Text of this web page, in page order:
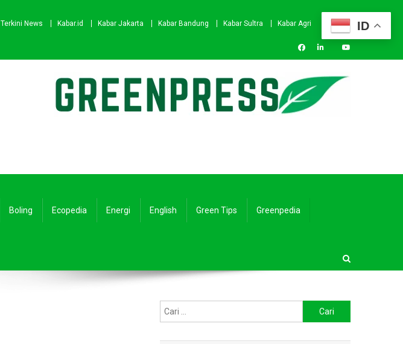
Terkini News Kabar.id Kabar Jakarta Kabar Bandung Kabar Sultra
Kabar Agri
Boling Ecopedia Energi English Green Tips Greenpedia
untuk:
ID